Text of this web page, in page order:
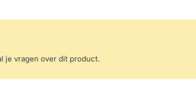
je vragen over dit product.